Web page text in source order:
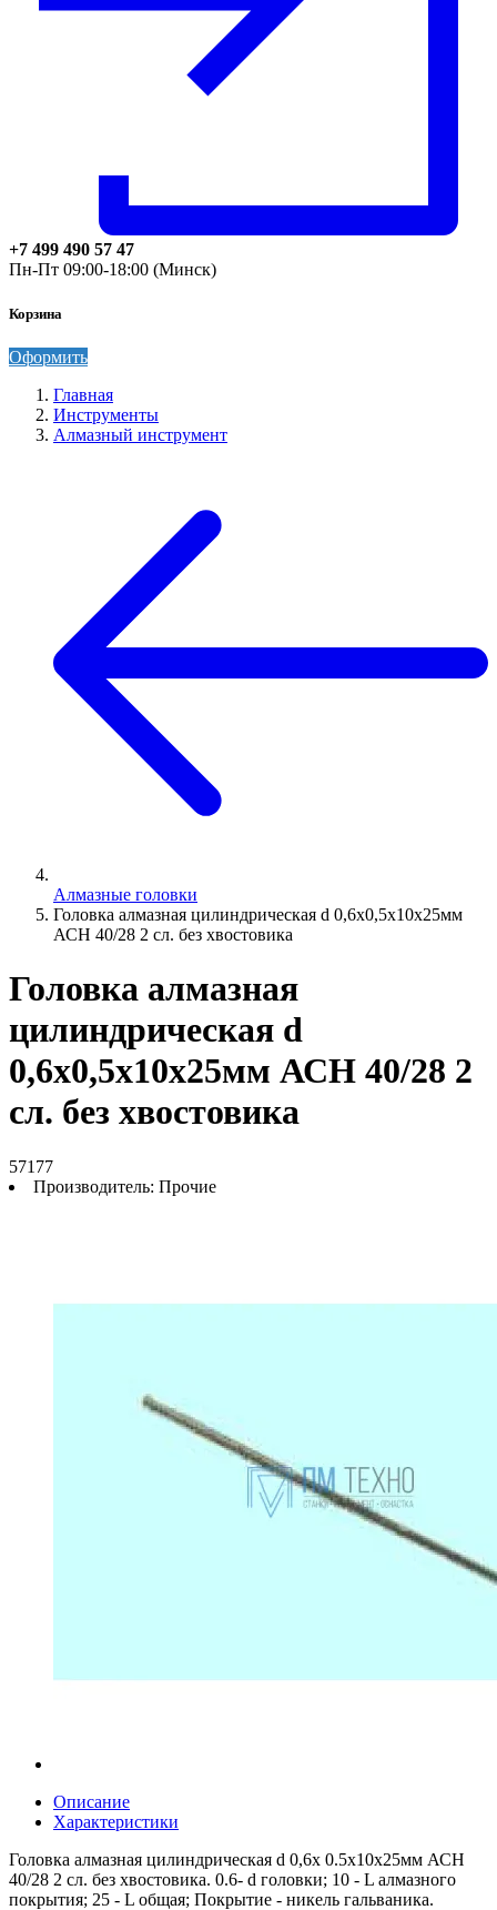
+7 499 490 57 47
Пн-Пт 09:00-18:00 (Минск)
Корзина
Оформить
Главная
Инструменты
Алмазный инструмент
Алмазные головки
Головка алмазная цилиндрическая d 0,6х0,5х10х25мм
АСН 40/28 2 сл. без хвостовика
Головка алмазная
цилиндрическая d
0,6х0,5х10х25мм АСН 40/28 2
сл. без хвостовика
57177
Производитель: Прочие
Описание
Характеристики
Головка алмазная цилиндрическая d 0,6х 0.5х10х25мм АСН
40/28 2 сл. без хвостовика. 0.6- d головки; 10 - L алмазного
покрытия; 25 - L общая; Покрытие - никель гальваника.